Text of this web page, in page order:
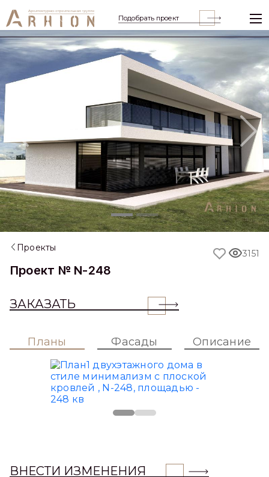
Подобрать проект
Проекты
Проект № N-248
ЗАКАЗАТЬ
3151
Планы Фасады Описание
ВНЕСТИ ИЗМЕНЕНИЯ